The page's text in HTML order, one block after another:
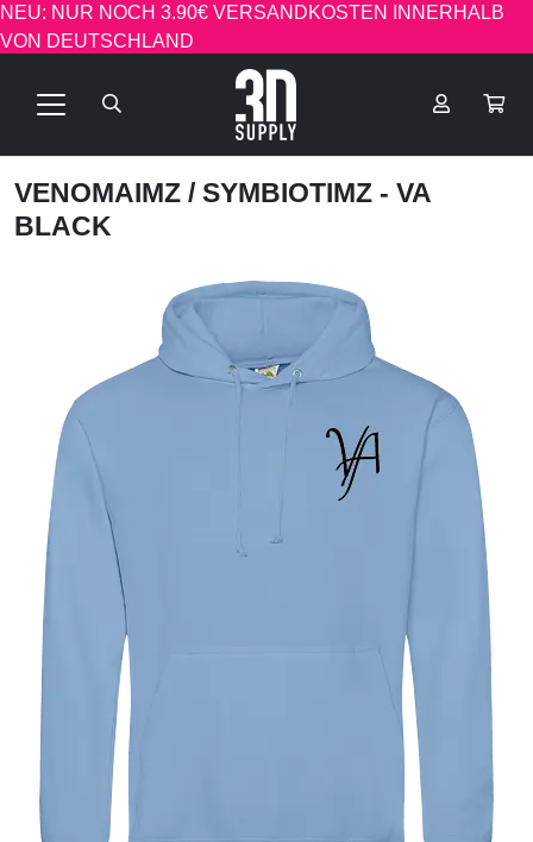
NEU: NUR NOCH 3.90€ VERSANDKOSTEN INNERHALB
VON DEUTSCHLAND
VENOMAIMZ / SYMBIOTIMZ - VA
BLACK